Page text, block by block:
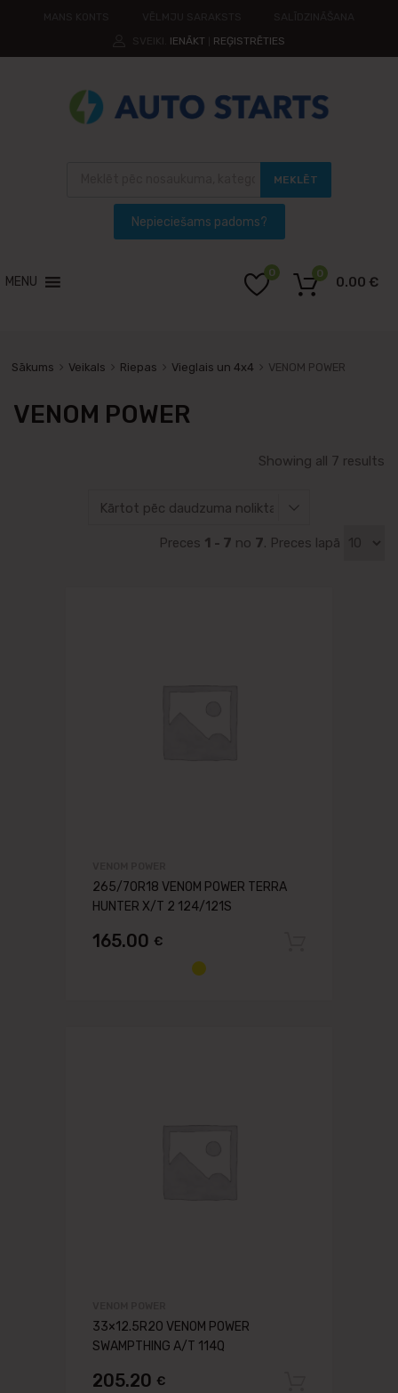
IENĀKT REĢISTRĒTIES
MEKLĒT
MENU
0
0.00 €
0
Sākums Veikals Riepas Vieglais un 4x4 VENOM POWER
VENOM POWER
Showing all 7 results
Preces 1 - 7 no 7. Preces lapā
265/70R18 VENOM POWER TERRA
HUNTER X/T 2 124/121S
165.00 €
33×12.5R20 VENOM POWER
SWAMPTHING A/T 114Q
205.20 €